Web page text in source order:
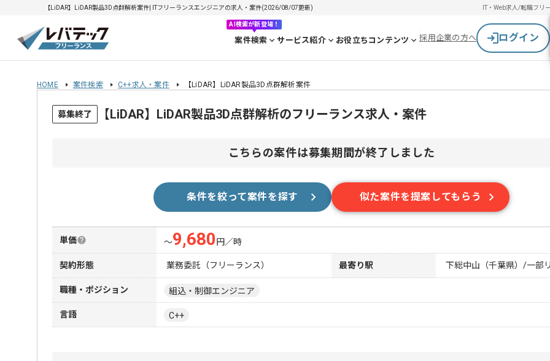
【LiDAR】LiDAR製品3D点群解析案件| ITフリーランスエンジニアの求人・案件(2026/08/07更新) IT・Web求人/転職フリ
AI検索が新登場！
案件検索 サービス紹介 お役立ちコンテンツ 採用企業の方へ ログイン
HOME 案件検索 C++求人・案件 【LiDAR】LiDAR製品3D点群解析案件
募集終了 【LiDAR】LiDAR製品3D点群解析のフリーランス求人・案件
こちらの案件は募集期間が終了しました
条件を絞って案件を探す 似た案件を提案してもらう
単価 〜9,680 円／時
契約形態 業務委託（フリーランス） 最寄り駅 下総中山（千葉県）/一部
職種・ポジション 組込・制御エンジニア
言語 C++